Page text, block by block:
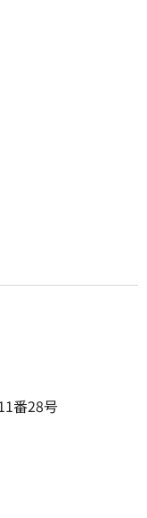
番28号